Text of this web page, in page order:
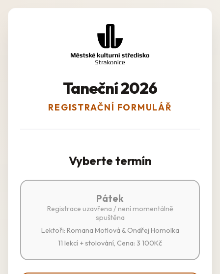
Taneční 2026
REGISTRAČNÍ FORMULÁŘ
Vyberte termín
Pátek
Registrace uzavřena / není momentálně
spuštěna
Lektoři: Romana Motlová & Ondřej Homolka
11 lekcí + stolování, Cena: 3 100Kč